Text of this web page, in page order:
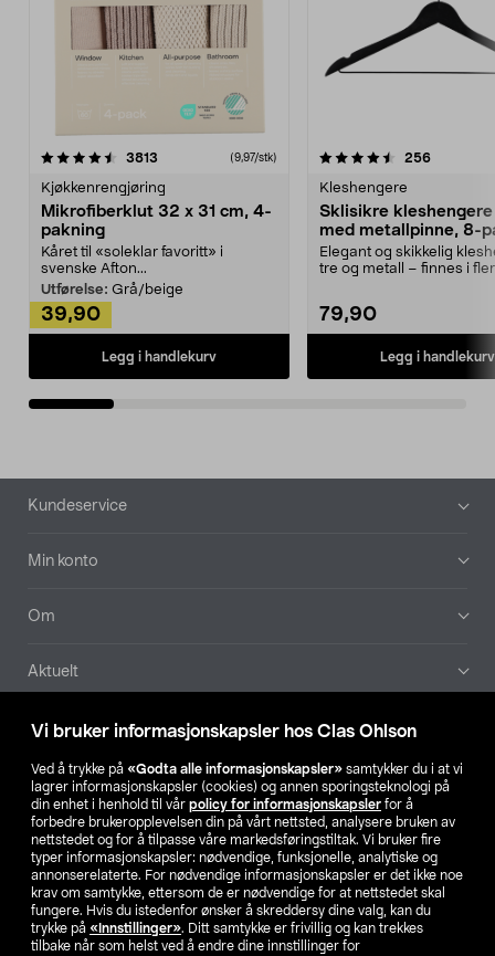
Vi bruker informasjonskapsler hos Clas Ohlson
Ved å trykke på «Godta alle informasjonskapsler» samtykker du i at vi
lagrer informasjonskapsler (cookies) og annen sporingsteknologi på
din enhet i henhold til vår policy for informasjonskapsler for å
forbedre brukeropplevelsen din på vårt nettsted, analysere bruken av
nettstedet og for å tilpasse våre markedsføringstiltak. Vi bruker fire
typer informasjonskapsler: nødvendige, funksjonelle, analytiske og
annonserelaterte. For nødvendige informasjonskapsler er det ikke noe
krav om samtykke, ettersom de er nødvendige for at nettstedet skal
fungere. Hvis du istedenfor ønsker å skreddersy dine valg, kan du
trykke på «Innstillinger». Ditt samtykke er frivillig og kan trekkes
tilbake når som helst ved å endre dine innstillinger for
3813 anmeldelser(9,97/stk)
Kjøkkenrengjøring
Mikrofiberklut 32 x 31 cm, 4-
pakning
Kåret til «soleklar favoritt» i
svenske Afton...
Utførelse: Grå/beige
39,90
Legg i handlekurv
4.5av 5 stjerner 256
Kleshengere
Sklisikre
med metallpinne, 8-
Elegant og skikkelig
tre og metall – finnes i
79,90
Legg i handlekurv
4.5av 5 stjerner
Bunntekst
Kundeservice
Min konto
Om
Aktuelt
Våre selskaper
Finn din butikk
SE NO FI